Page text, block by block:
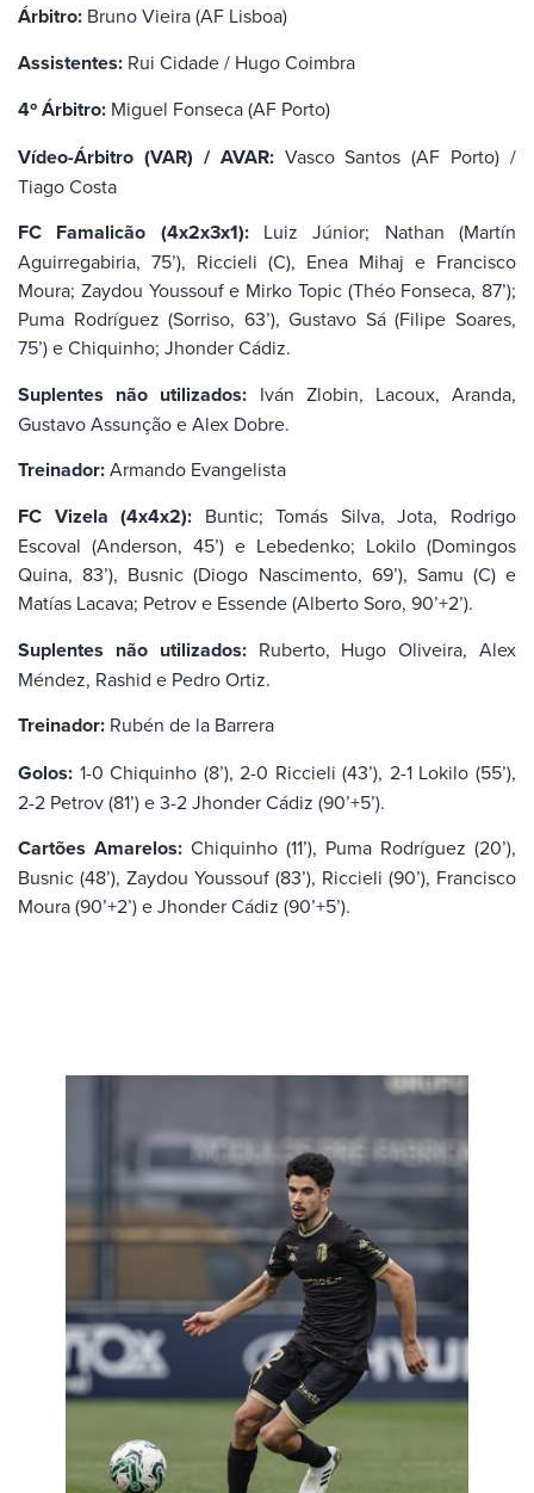
Árbitro: Bruno Vieira (AF Lisboa)
Assistentes: Rui Cidade / Hugo Coimbra
4º Árbitro: Miguel Fonseca (AF Porto)
Vídeo-Árbitro (VAR) / AVAR:Vasco Santos (AF Porto) /
Tiago Costa
FC Famalicão (4x2x3x1):Luiz Júnior; Nathan (Martín
Aguirregabiria, 75’), Riccieli (C), Enea Mihaj e Francisco
Moura; Zaydou Youssouf e Mirko Topic (Théo Fonseca, 87’);
Puma Rodríguez (Sorriso, 63’), Gustavo Sá (Filipe Soares,
75’) e Chiquinho; Jhonder Cádiz.
Suplentes não utilizados: Iván Zlobin, Lacoux, Aranda,
Gustavo Assunção e Alex Dobre.
Treinador:Armando Evangelista
FC Vizela (4x4x2): Buntic; Tomás Silva, Jota, Rodrigo
Escoval (Anderson, 45’) e Lebedenko; Lokilo (Domingos
Quina, 83’), Busnic (Diogo Nascimento, 69’), Samu (C) e
Matías Lacava; Petrov e Essende (Alberto Soro, 90’+2’).
Suplentes não utilizados:Ruberto, Hugo Oliveira, Alex
Méndez, Rashid e Pedro Ortiz.
Treinador: Rubén de la Barrera
Golos: 1-0 Chiquinho (8’), 2-0 Riccieli (43’), 2-1 Lokilo (55’),
2-2 Petrov (81’) e 3-2 Jhonder Cádiz (90’+5’).
Cartões Amarelos: Chiquinho (11’), Puma Rodríguez (20’),
Busnic (48’), Zaydou Youssouf (83’), Riccieli (90’), Francisco
Moura (90’+2’) e Jhonder Cádiz (90’+5’).